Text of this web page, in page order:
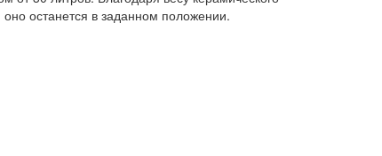
останется в заданном положении.